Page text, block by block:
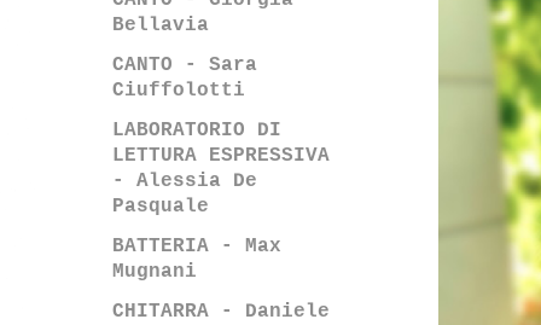
Bellavia
CANTO - Sara
Ciuffolotti
LABORATORIO DI
LETTURA ESPRESSIVA
- Alessia De
Pasquale
BATTERIA - Max
Mugnani
CHITARRA - Daniele